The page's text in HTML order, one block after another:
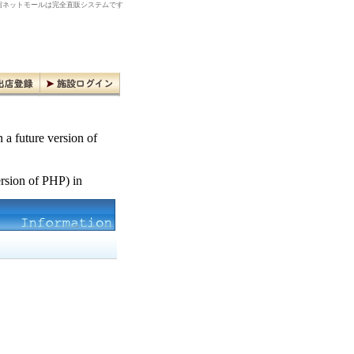
ットモールは完全直販システムです
a future version of
of PHP) in